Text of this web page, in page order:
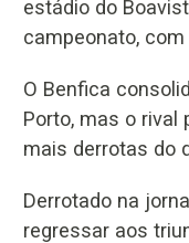
estádio do
campeonato,
O Benfica
Porto, mas o rival
mais derrotas do
Derrotado na
regressar aos